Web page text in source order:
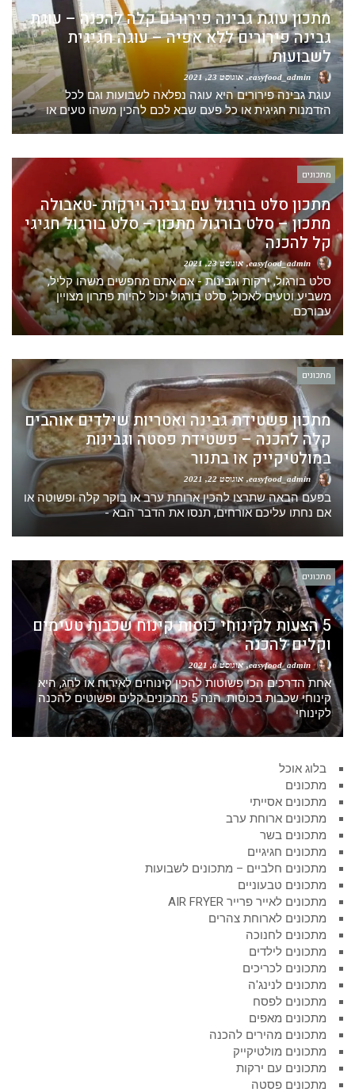
מתכון עוגת גבינה פירורים קלה להכנה – עוגת
גבינה פירורים ללא אפיה – עוגה חגיגית
לשבועות
אוגוסט 23, 2021
עוגת גבינה פירורים היא עוגה נפלאה לשבועות וגם לכל
הזדמנות חגיגית או כל פעם שבא לכם להכין משהו טעים או
מתכונים
מתכון סלט בורגול עם גבינה וירקות -טאבולה
מתכון – סלט בורגול מתכון – סלט בורגול חגיגי
קל להכנה
אוגוסט 23, 2021
סלט בורגול, ירקות וגבינות - אם אתם מחפשים משהו קליל,
משביע וטעים לאכול, סלט בורגול יכול להיות פתרון מצויין
עבורכם.
מתכונים
מתכון פשטידת גבינה ואטריות שילדים אוהבים
קלה להכנה – פשטידת פסטה וגבינות
במולטיקייק או בתנור
אוגוסט 22, 2021
בפעם הבאה שתרצו להכין ארוחת ערב או בוקר קלה ופשוטה או
אם נחתו עליכם אורחים, תנסו את הדבר הבא -
מתכונים
5 הצעות לקינוחי כוסות קינוח שכבות טעימים
וקלים להכנה
easyfood_admin אוגוסט 6, 2021
אחת הדרכים הכי פשוטות להכין קינוחים לאירוח או לחג, היא
קינוחי שכבות בכוסות. הנה 5 מתכונים קלים ופשוטים להכנה
לקינוחי
בלוג אוכל
מתכונים
מתכונים אסייתי
מתכונים ארוחת ערב
מתכונים בשר
מתכונים חגיגיים
מתכונים חלביים – מתכונים לשבועות
מתכונים טבעוניים
מתכונים לאייר פרייר AIR FRYER
מתכונים לארוחת צהרים
מתכונים לחנוכה
מתכונים לילדים
מתכונים לכריכים
מתכונים לנינג'ה
מתכונים לפסח
מתכונים מאפים
מתכונים מהירים להכנה
מתכונים מולטיקייק
מתכונים עם ירקות
מתכונים פסטה